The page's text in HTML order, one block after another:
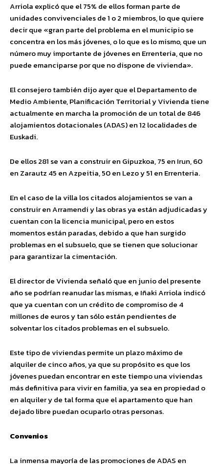
Arriola explicó que el 75% de ellos forman parte de
unidades convivenciales de 1 o 2 miembros, lo que quiere
decir que «gran parte del problema en el municipio se
concentra en los más jóvenes, o lo que es lo mismo, que un
número muy importante de jóvenes en Errenteria, que no
puede emanciparse por que no dispone de vivienda».
El consejero también dijo ayer que el Departamento de
Medio Ambiente, Planificación Territorial y Vivienda tiene
actualmente en marcha la promoción de un total de 846
alojamientos dotacionales (ADAS) en 12 localidades de
Euskadi.
De ellos 281 se van a construir en Gipuzkoa, 75 en Irun, 60
en Zarautz 45 en Azpeitia, 50 en Lezo y 51 en Errenteria.
En el caso de la villa los citados alojamientos se van a
construir en Arramendi y las obras ya están adjudicadas y
cuentan con la licencia municipal, pero en estos
momentos están paradas, debido a que han surgido
problemas en el subsuelo, que se tienen que solucionar
para garantizar la cimentación.
El director de Vivienda señaló que en junio del presente
año se podrían reanudar las mismas, e Iñaki Arriola indicó
que ya cuentan con un crédito de compromiso de 4
millones de euros y tan sólo están pendientes de
solventar los citados problemas en el subsuelo.
Este tipo de viviendas permite un plazo máximo de
alquiler de cinco años, ya que su propósito es que los
jóvenes puedan encontrar en este tiempo una viviendas
más definitiva para vivir en familia, ya sea en propiedad o
en alquiler y de tal forma que el apartamento que han
dejado libre puedan ocuparlo otras personas.
Convenios
La inmensa mayoría de las promociones de ADAS en